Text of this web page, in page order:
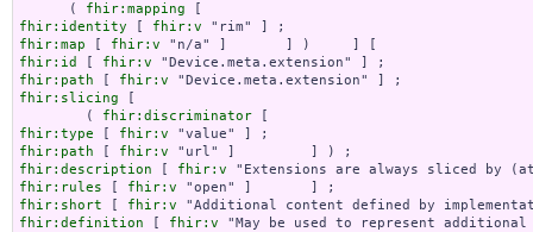
      (
fhir:mapping
fhir:identity [ fhir:v
fhir:map [ fhir:v
fhir:id
[ fhir:v
fhir:path [ fhir:v
fhir:slicing [
        (
fhir:discriminator
fhir:type [ fhir:v
fhir:path [ fhir:v
fhir:description [ fhir:v
fhir:rules [ fhir:v
fhir:short [ fhir:v
fhir:definition [ fhir:v